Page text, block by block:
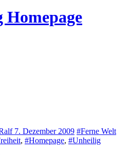
Homepage
7. Dezember 2009 #Ferne Welt
, #Homepage, #Unheilig